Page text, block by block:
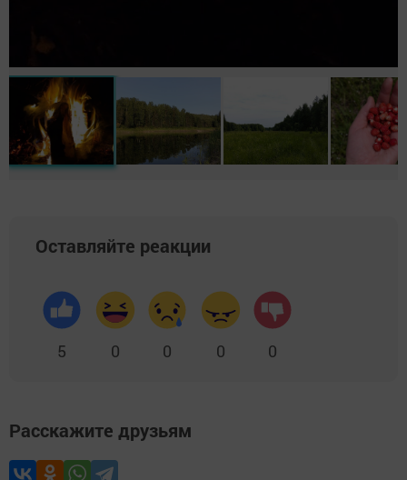
Оставляйте реакции
5 0 0 0 0
Расскажите друзьям